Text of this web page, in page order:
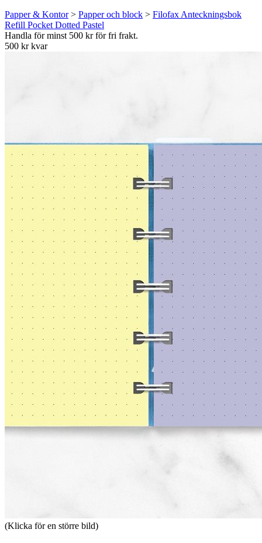
Papper & Kontor> Papper och block > Filofax Anteckningsbok
Refill Pocket Dotted Pastel
Handla för minst 500 kr för fri frakt.
500 kr kvar
(Klicka för en större bild)